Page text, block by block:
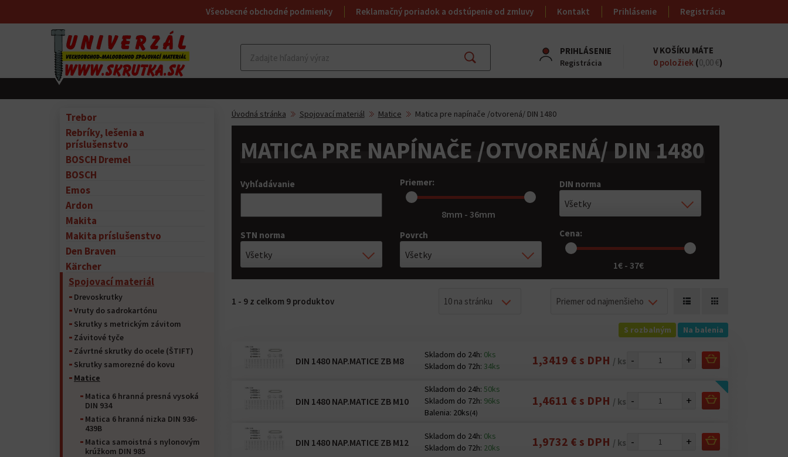
Všeobecné obchodné podmienky Reklamačný poriadok a odstúpenie od zmluvy Kontakt Prihlásenie Registrácia
Hľadať
PRIHLÁSENIE
Registrácia
V KOŠÍKU MÁTE
0 položiek (0,00 €)
Trebor
Rebríky, lešenia a
príslušenstvo
BOSCH Dremel
BOSCH
Emos
Ardon
Makita
Makita príslušenstvo
Den Braven
Kärcher
Spojovací materiál
Drevoskrutky
Vruty do sadrokartónu
Skrutky s metrickým závitom
Závitové tyče
Závrtné skrutky do ocele (ŠTIFT)
Skrutky samorezné do kovu
Matice
Matica 6 hranná presná vysoká
DIN 934
Matica 6 hranná nizka DIN 936-
439B
Matica samoistná s nylonovým
krúžkom DIN 985
Úvodná stránka Spojovací materiál Matice Matica pre napínače /otvorená/ DIN 1480
MATICA PRE NAPÍNAČE /OTVORENÁ/ DIN 1480
Vyhľadávanie Priemer:
8mm - 36mm
DIN norma
Všetky
STN norma
Všetky
Povrch
Všetky
Cena:
1€ - 37€
1 - 9 z celkom 9 produktov 10 na stránku Priemer od najmenšieho
S rozbalným Na balenia
DIN 1480 NAP.MATICE ZB M8
Skladom do 24h: 0ks
Skladom do 72h: 34ks 1,3419 € s DPH / ks - +
DIN 1480 NAP.MATICE ZB M10
Skladom do 24h: 50ks
Skladom do 72h: 96ks
Balenia: 20ks(4)
1,4611 € s DPH / ks - +
DIN 1480 NAP.MATICE ZB M12
Skladom do 24h: 0ks
Skladom do 72h: 20ks 1,9732 € s DPH / ks - +